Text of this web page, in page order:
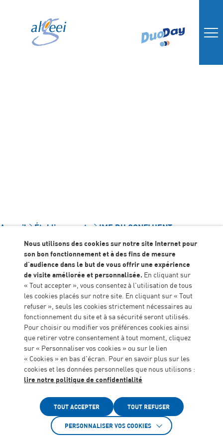
Accueil Établissements IME DU CONFLUENT
Contact
IME DU CONFLUENT
05 53 79 47 52
ime.confluent@algeei.org
Résidence les Allées
35 Cours Alsace Lorraine, 47190 Aiguillon
Sommaire
Documents
Voir aussi
Vidéo de présentation du
fonctionnement de
Nous utilisons des cookies sur notre site Internet pour
son bon fonctionnement et à des fins de mesure
d'audience dans le but de vous offrir une expérience
de visite améliorée et personnalisée. En cliquant sur
« Tout accepter », vous consentez à l'utilisation de tous
les cookies placés sur notre site. En cliquant sur « Tout
refuser », seuls les cookies strictement nécessaires au
fonctionnement du site et à sa sécurité seront utilisés.
Pour choisir ou modifier vos préférences cookies ainsi
que retirer votre consentement à tout moment, cliquez
sur « Personnaliser vos cookies » ou sur le lien
« Cookies » en bas d'écran. Pour en savoir plus sur les
cookies et les données personnelles que nous utilisons :
lire notre politique de confidentialité
TOUT ACCEPTER TOUT REFUSER
PERSONNALISER VOS COOKIES